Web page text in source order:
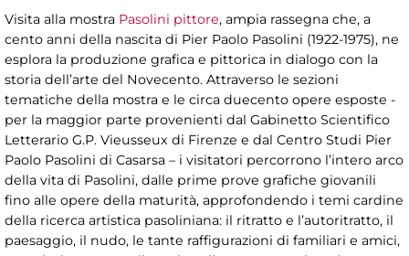
Visita alla mostra Pasolini pittore, ampia rassegna che, a
cento anni della nascita di Pier Paolo Pasolini (1922-1975), ne
esplora la produzione grafica e pittorica in dialogo con la
storia dell’arte del Novecento. Attraverso le sezioni
tematiche della mostra e le circa duecento opere esposte -
per la maggior parte provenienti dal Gabinetto Scientifico
Letterario G.P. Vieusseux di Firenze e dal Centro Studi Pier
Paolo Pasolini di Casarsa – i visitatori percorrono l’intero arco
della vita di Pasolini, dalle prime prove grafiche giovanili
fino alle opere della maturità, approfondendo i temi cardine
della ricerca artistica pasoliniana: il ritratto e l’autoritratto, il
paesaggio, il nudo, le tante raffigurazioni di familiari e amici,